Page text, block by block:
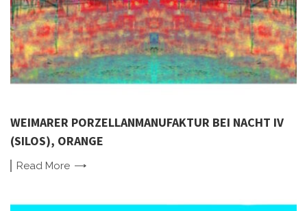
WEIMARER PORZELLANMANUFAKTUR BEI NACHT IV
(SILOS), ORANGE
Read More